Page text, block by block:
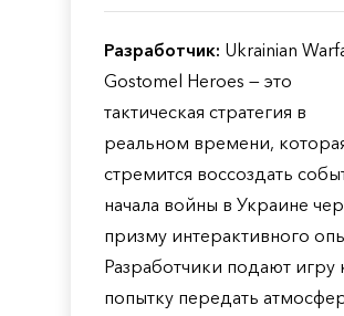
Разработчик: Ukrainian
Gostomel Heroes — это
тактическая стратегия в
реальном времени,
стремится воссоздать
начала войны в Украине
призму интерактивного
Разработчики подают игру
попытку передать